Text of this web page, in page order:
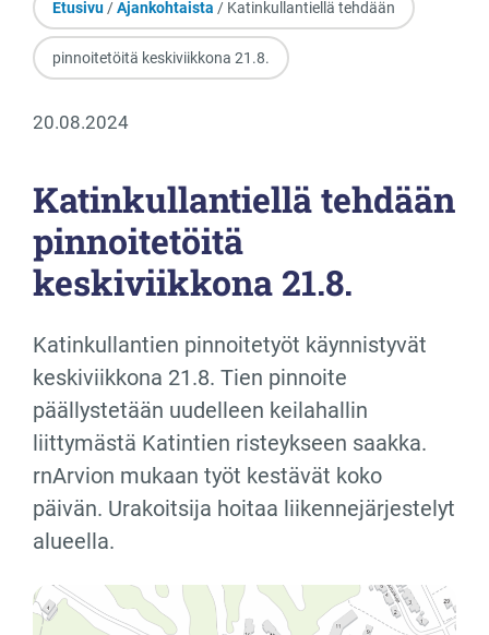
Etusivu/Ajankohtaista / Katinkullantiellä tehdään
pinnoitetöitä keskiviikkona 21.8.
20.08.2024
Katinkullantiellä tehdään
pinnoitetöitä
keskiviikkona 21.8.
Katinkullantien pinnoitetyöt käynnistyvät
keskiviikkona 21.8. Tien pinnoite
päällystetään uudelleen keilahallin
liittymästä Katintien risteykseen saakka.
rnArvion mukaan työt kestävät koko
päivän. Urakoitsija hoitaa liikennejärjestelyt
alueella.